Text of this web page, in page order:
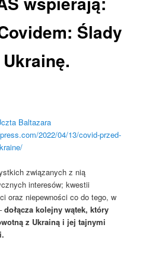
Ślady
Baltazara
2022/04/13/covid-przed-
związanych z nią
interesów; kwestii
oraz niepewności co do tego, w
dołącza kolejny wątek, który
z Ukrainą i jej tajnymi